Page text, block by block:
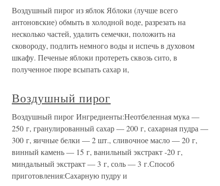
Воздушный пирог из яблок Яблоки (лучше всего
антоновские) обмыть в холодной воде, разрезать на
несколько частей, удалить семечки, положить на
сковороду, подлить немного воды и испечь в духовом
шкафу. Печеные яблоки протереть сквозь сито, в
полученное пюре всыпать сахар и,
Воздушный пирог
Воздушный пирог Ингредиенты:Неотбеленная мука —
250 г, гранулированный сахар — 200 г, сахарная пудра —
300 г, яичные белки — 2 шт., сливочное масло — 20 г,
винный камень — 15 г, ванильный экстракт -20 г,
миндальный экстракт — 3 г, соль — 3 г.Способ
приготовления:Сахарную пудру и